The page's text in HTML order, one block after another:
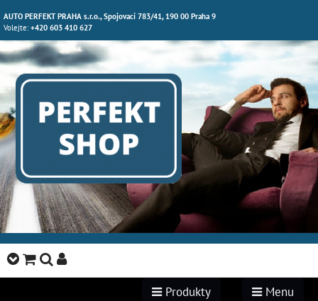
AUTO PERFEKT PRAHA s.r.o., Spojovací 783/41, 190 00 Praha 9
Volejte:+420 603 410 627
Produkty Menu